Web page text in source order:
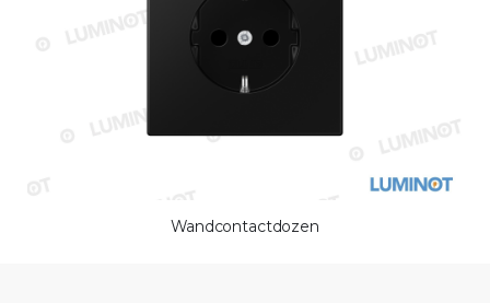
Wandcontactdozen